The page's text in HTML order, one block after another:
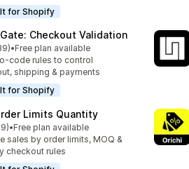
for Shopify
Checkout Validation
üzerinden
39 değerlendirme
•Free plan available
code rules to control
shipping & payments
for Shopify
Limits Quantity
üzerinden
değerlendirme
•Free plan available
sales by order limits, MOQ &
checkout rules